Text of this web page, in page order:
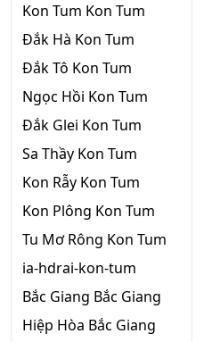
Kon Tum Kon Tum
Đắk Hà Kon Tum
Đắk Tô Kon Tum
Ngọc Hồi Kon Tum
Đắk Glei Kon Tum
Sa Thầy Kon Tum
Kon Rẫy Kon Tum
Kon Plông Kon Tum
Tu Mơ Rông Kon Tum
ia-hdrai-kon-tum
Bắc Giang Bắc Giang
Hiệp Hòa Bắc Giang